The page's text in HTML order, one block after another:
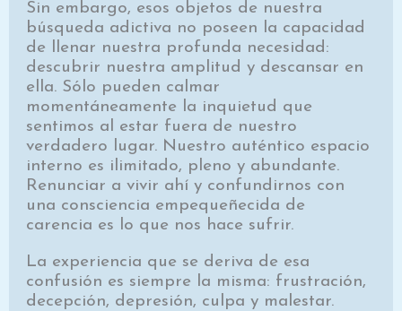
Sin embargo, esos objetos de nuestra
búsqueda adictiva no poseen la capacidad
de llenar nuestra profunda necesidad:
descubrir nuestra amplitud y descansar en
ella. Sólo pueden calmar
momentáneamente la inquietud que
sentimos al estar fuera de nuestro
verdadero lugar. Nuestro auténtico espacio
interno es ilimitado, pleno y abundante.
Renunciar a vivir ahí y confundirnos con
una consciencia empequeñecida de
carencia es lo que nos hace sufrir.
La experiencia que se deriva de esa
confusión es siempre la misma: frustración,
decepción, depresión, culpa y malestar.